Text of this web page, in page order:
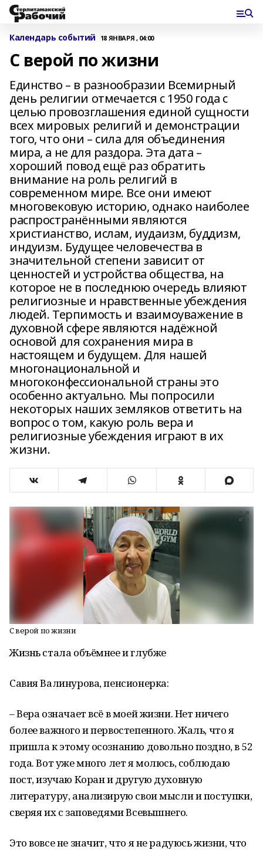
Календарь событий 18 ЯНВАРЯ , 04:00
С верой по жизни
Единство – в разнообразии Всемирный
день религии отмечается с 1950 года с
целью провозглашения единой сущности
всех мировых религий и демонстрации
того, что они – сила для объединения
мира, а не для раздора. Эта дата –
хороший повод ещё раз обратить
внимание на роль религий в
современном мире. Все они имеют
многовековую историю, однако наиболее
распространёнными являются
христианство, ислам, иудаизм, буддизм,
индуизм. Будущее человечества в
значительной степени зависит от
ценностей и устройства общества, на
которое не в последнюю очередь влияют
религиозные и нравственные убеждения
людей. Терпимость и взаимоуважение в
духовной сфере являются надёжной
основой для сохранения мира в
настоящем и будущем. Для нашей
многонациональной и
многоконфессиональной страны это
особенно актуально. Мы попросили
некоторых наших земляков ответить на
вопрос о том, какую роль вера и
религиозные убеждения играют в их
жизни.
С верой по жизни
Жизнь стала объёмнее и глубже
Савия Валинурова, пенсионерка:
– Вера означает всё в моей жизни. Нет ничего
более важного и первостепенного. Жаль, что я
пришла к этому осознанию довольно поздно, в 52
года. Вот уже много лет я молюсь, соблюдаю
пост, изучаю Коран и другую духовную
литературу, анализирую свои мысли и поступки,
сверяя их с заповедями Всевышнего.
Это вовсе не значит, что я не радуюсь жизни, что